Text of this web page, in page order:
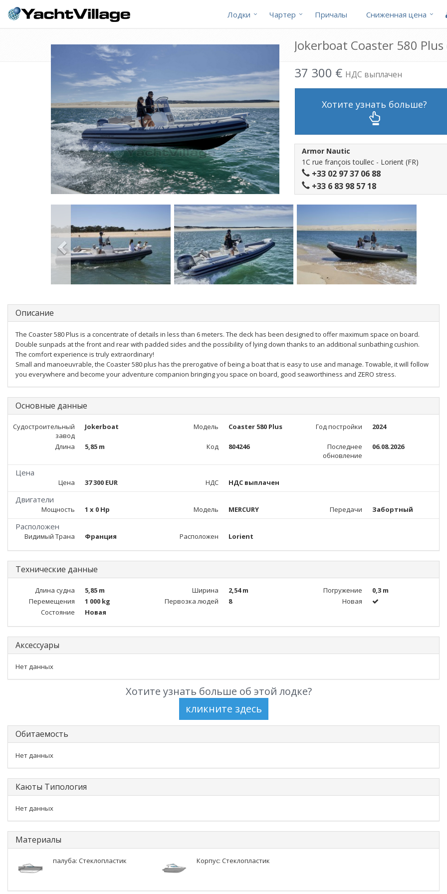
Лодки Чартер Причалы Cниженная цена
Jokerboat Coaster 580
37 300 € НДС выплачен
Хотите узнать больше?
Armor Nautic
1C rue françois toullec - Lorient (FR)
+33 02 97 37 06 88
+33 6 83 98 57 18
Описание
The Coaster 580 Plus is a concentrate of details in less than 6 meters. The deck has been designed to offer maximum space on board.
Double sunpads at the front and rear with padded sides and the possibility of lying down thanks to an additional sunbathing cushion.
The comfort experience is truly extraordinary!
Small and manoeuvrable, the Coaster 580 plus has the prerogative of being a boat that is easy to use and manage. Towable, it will follow
you everywhere and become your adventure companion bringing you space on board, good seaworthiness and ZERO stress.
Основные данные
Судостроительный
завод
Jokerboat Модель Coaster 580 Plus Год постройки 2024
Длина 5,85 m Код 804246
Последнее
обновление
06.08.2026
Цена
Цена 37 300 EUR НДС НДС выплачен
Двигатели
Мощность 1 x 0 Hp Модель MERCURY Передачи Забортный
Расположен
Видимый Трана Франция Расположен Lorient
Технические данные
Длина судна 5,85 m Ширина 2,54 m Погружение
0,3 m
Перемещения
1 000 kg Первозка людей 8
Новая
Состояние
Новая
Аксессуары
Нет данных
Хотите узнать больше об этой лодке?
Обитаемость
Нет данных
Каюты Типология
Нет данных
Материалы
палуба: Стеклопластик Корпус: Стеклопластик